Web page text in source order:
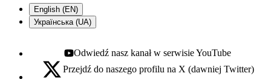
English (EN)
Українська (UA)
Youtube - otwiera się w nowej karcie
Odwiedź nasz kanał w serwisie YouTube
X - otwiera się w nowej karcie
Przejdź do naszego profilu na X (dawniej Twitter)